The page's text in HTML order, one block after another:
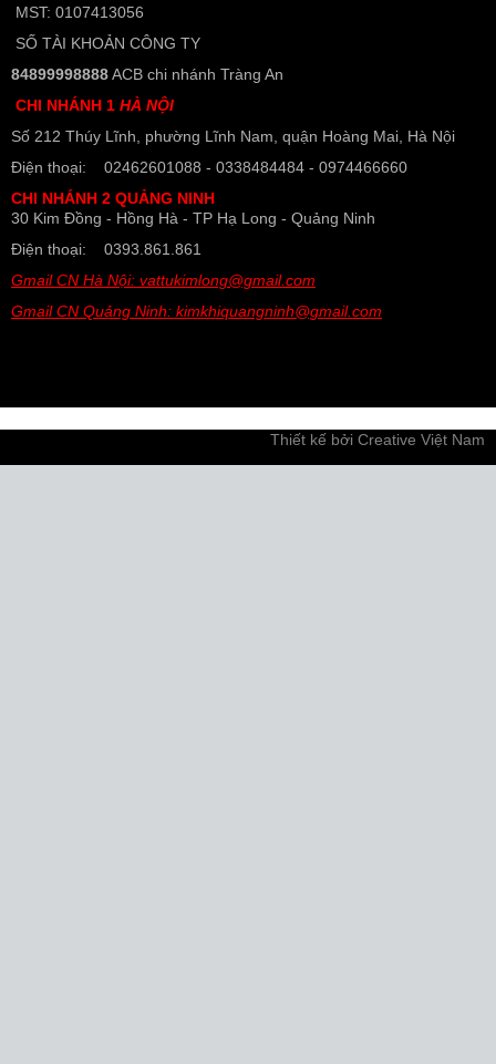
MST: 0107413056
SỐ TÀI KHOẢN CÔNG TY
84899998888ACB chi nhánh Tràng An
CHI NHÁNH 1 HÀ NỘI
Số 212 Thúy Lĩnh, phường Lĩnh Nam, quận Hoàng Mai, Hà Nội
Điện thoại: 02462601088 - 0338484484 - 0974466660
CHI NHÁNH 2 QUẢNG NINH
30 Kim Đồng - Hồng Hà - TP Hạ Long - Quảng Ninh
Điện thoại: 0393.861.861
Gmail CN Hà Nội: vattukimlong@gmail.com
Gmail CN Quảng Ninh: kimkhiquangninh@gmail.com
Thiết kế bởi Creative Việt Nam